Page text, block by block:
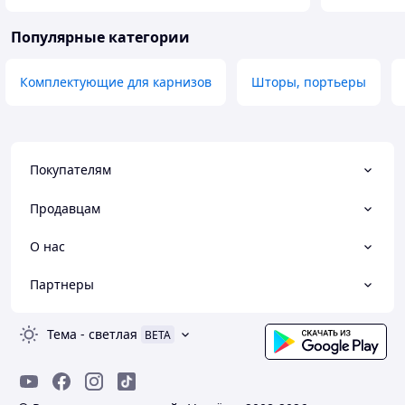
Популярные категории
Комплектующие для карнизов Шторы, портьеры
Покупателям
Продавцам
О нас
Партнеры
Тема - светлая BETA